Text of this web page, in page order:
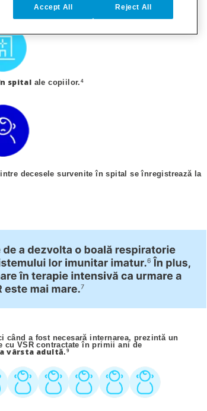
de viață.
pneumonie în copilărie. 3
spital ale copiilor. 4
decesele survenite în spital se înregistrează la
a fost necesară internarea, prezintă un
cu VSR contractate în primii ani de
vârsta adultă. 9
Reject All
Accept All